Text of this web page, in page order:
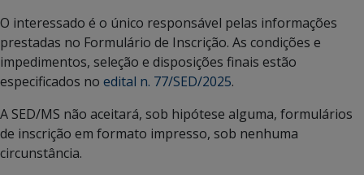
O interessado é o único responsável pelas informações
prestadas no Formulário de Inscrição. As condições e
impedimentos, seleção e disposições finais estão
especificados no edital n. 77/SED/2025.
A SED/MS não aceitará, sob hipótese alguma, formulários
de inscrição em formato impresso, sob nenhuma
circunstância.